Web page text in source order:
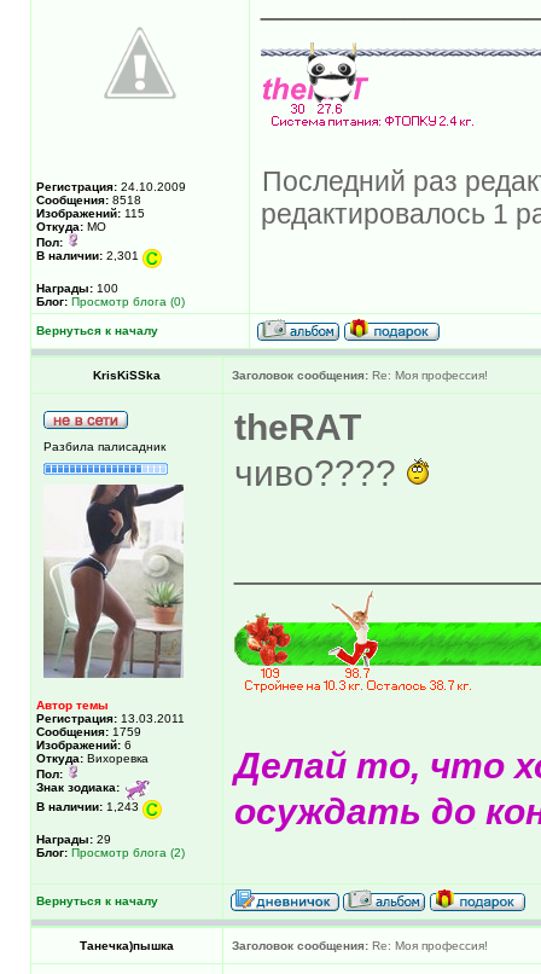
Регистрация: 24.10.2009
Сообщения: 8518
Изображений: 115
Откуда: МО
Пол:
В наличии: 2,301
Награды: 100
Блог: Просмотр блога (0)
Последний раз
редактировалось 1
Вернуться к началу
KrisKiSSka Заголовок сообщения: Re: Моя профессия!
Разбила палисадник
Автор темы
Регистрация: 13.03.2011
Сообщения: 1759
Изображений: 6
Откуда: Вихоревка
Пол:
Знак зодиака:
В наличии: 1,243
Награды: 29
Блог: Просмотр блога (2)
theRAT
чиво????
Делай то, что
осуждать до
Вернуться к началу
Танечка)пышка Заголовок сообщения: Re: Моя профессия!